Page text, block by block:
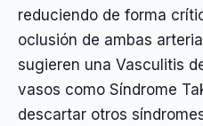
reduciendo de forma
oclusión de ambas
sugieren una Vasculitis
vasos como Síndrome
descartar otros